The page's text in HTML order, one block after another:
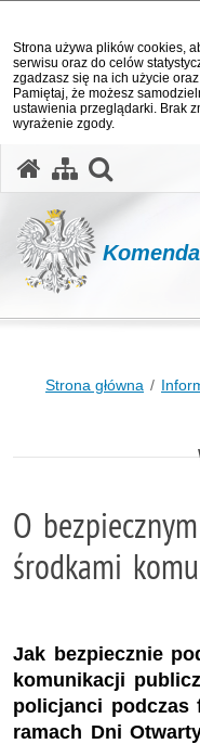
Strona używa plików cookies,
serwisu oraz do celów
zgadzasz się na ich użycie
Pamiętaj, że możesz
ustawienia przeglądarki. Brak
wyrażenie zgody.
Strona główna
O
środkami
Jak bezpiecznie
komunikacji
policjanci podczas
ramach Dni